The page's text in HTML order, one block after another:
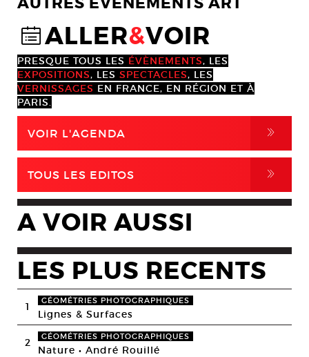
@ALLER&VOIR
PRESQUE TOUS LES ÉVÈNEMENTS, LES
EXPOSITIONS, LES SPECTACLES, LES
VERNISSAGES EN FRANCE, EN RÉGION ET À
PARIS.
VOIR L'AGENDA ,
TOUS LES EDITOS ,
A VOIR AUSSI
LES PLUS RECENTS
1 GÉOMÉTRIES PHOTOGRAPHIQUES
Lignes & Surfaces
2 GÉOMÉTRIES PHOTOGRAPHIQUES
Nature • André Rouillé